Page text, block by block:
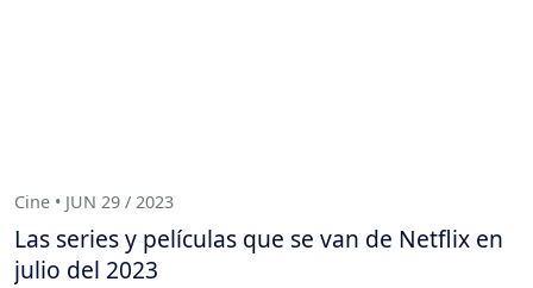
Cine • JUN 29 / 2023
Las series y películas que se van de Netflix en
julio del 2023